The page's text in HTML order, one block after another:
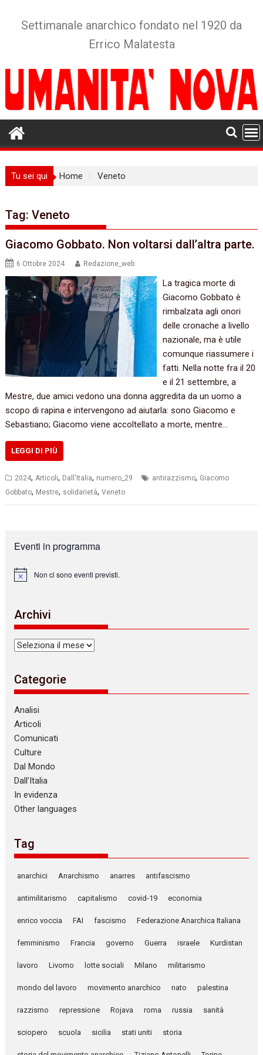
Settimanale anarchico fondato nel 1920 da
Errico Malatesta
Tu sei qui Home Veneto
Tag:Veneto
Giacomo Gobbato. Non voltarsi dall’altra parte.
6 Ottobre 2024 Redazione_web
La tragica morte di
Giacomo Gobbato è
rimbalzata agli onori
delle cronache a livello
nazionale, ma è utile
comunque riassumere i
fatti. Nella notte fra il 20
e il 21 settembre, a
Mestre, due amici vedono una donna aggredita da un uomo a
scopo di rapina e intervengono ad aiutarla: sono Giacomo e
Sebastiano; Giacomo viene accoltellato a morte, mentre…
LEGGI DI PIÙ
2024,Articoli, Dall'Italia, numero_29 antirazzismo, Giacomo
Gobbato, Mestre, solidarietà,Veneto
Eventi in programma
N
c
e
Non ci sono eventi previsti.
Archivi
Archivi
Categorie
Analisi
Articoli
Comunicati
Culture
Dal Mondo
Dall’Italia
In evidenza
Other languages
Tag
anarchici Anarchismo anarres antifascismo
antimilitarismo capitalismo covid-19 economia
enrico voccia FAI fascismo Federazione Anarchica Italiana
femminismo Francia governo Guerra israele Kurdistan
lavoro Livorno lotte sociali Milano militarismo
mondo del lavoro movimento anarchico nato palestina
razzismo repressione Rojava roma russia sanità
sciopero scuola sicilia stati uniti storia